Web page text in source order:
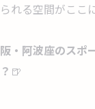
れる空間がここ
・阿波座のスポ
🍺